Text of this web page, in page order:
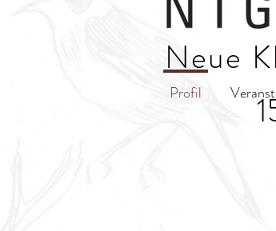
​​Neue
Profil